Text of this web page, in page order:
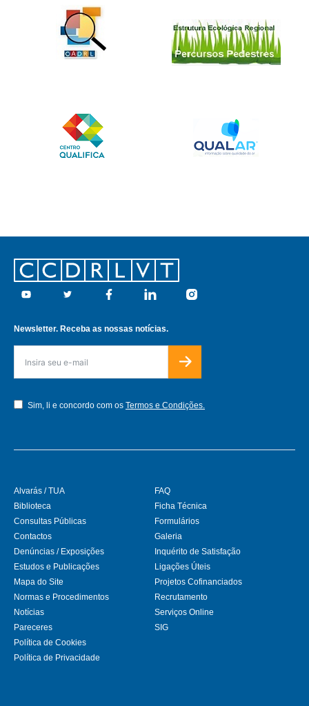
Footer
Youtube Twitter Facebook Linkedin Instagram
Newsletter. Receba as nossas notícias.
Sim, li e concordo com os Termos e Condições.
Alvarás / TUA
Biblioteca
Consultas Públicas
Contactos
Denúncias / Exposições
Estudos e Publicações
FAQ
Ficha Técnica
Formulários
Galeria
Inquérito de Satisfação
Ligações Úteis
Mapa do Site
Normas e Procedimentos
Notícias
Pareceres
Política de Cookies
Política de Privacidade
Projetos Cofinanciados
Recrutamento
Serviços Online
SIG